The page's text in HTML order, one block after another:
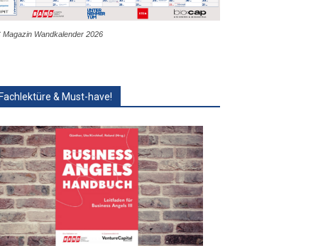
Magazin Wandkalender 2026
& Must-have!